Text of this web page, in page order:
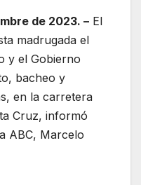
de 2023. – El
madrugada el
y el Gobierno
bacheo y
en la carretera
Cruz, informó
ABC, Marcelo